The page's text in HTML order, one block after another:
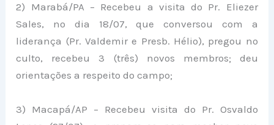
2) Marabá/PA – Recebeu a visita do Pr. Eliezer
Sales, no dia 18/07, que conversou com a
liderança (Pr. Valdemir e Presb. Hélio), pregou no
culto, recebeu 3 (três) novos membros; deu
orientações a respeito do campo;
3) Macapá/AP – Recebeu visita do Pr. Osvaldo